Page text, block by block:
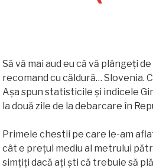
Să vă mai aud eu că vă plângeți
recomand cu căldură… Slovenia.
Așa spun statisticile și indicele
la două zile de la debarcare în
Primele chestii pe care le-am
cât e prețul mediu al metrului
simțiți dacă ați ști că trebuie să